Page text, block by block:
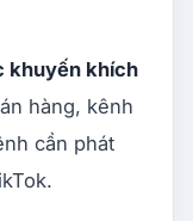
khuyến khích
hàng, kênh
cần phát